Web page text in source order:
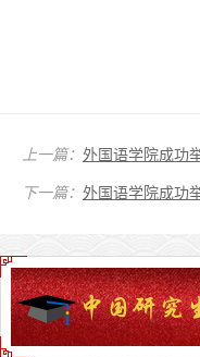
上一篇： 外国语学院成功
下一篇： 外国语学院成功